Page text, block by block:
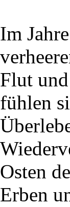
Im
Flut
fühlen
Osten
Erben